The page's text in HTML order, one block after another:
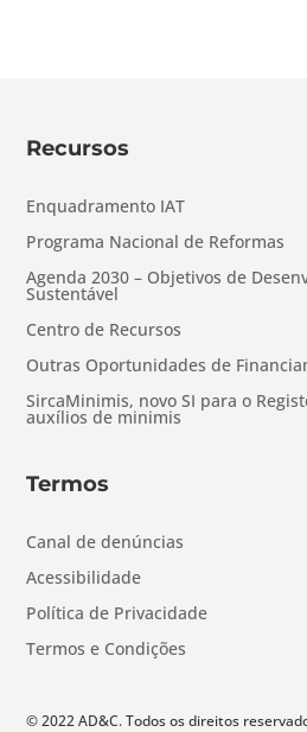
Recursos
Enquadramento IAT
Programa Nacional de Reformas
Agenda 2030 – Objetivos de
Sustentável
Centro de Recursos
Outras Oportunidades de
SircaMinimis, novo SI para o
auxílios de minimis
Termos
Canal de denúncias
Acessibilidade
Política de Privacidade
Termos e Condições
© 2022 AD&C. Todos os direitos